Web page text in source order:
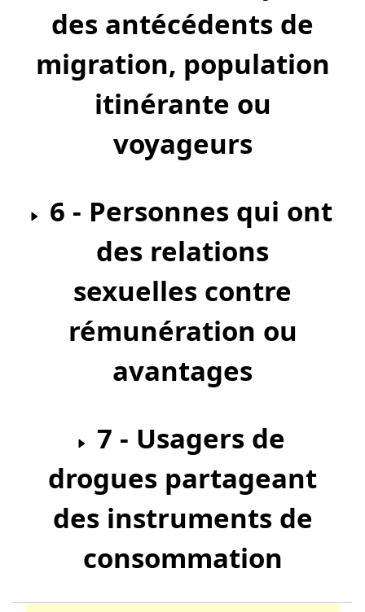
des antécédents de
migration, population
itinérante ou
voyageurs
des relations
sexuelles contre
rémunération ou
avantages
drogues partageant
des instruments de
consommation